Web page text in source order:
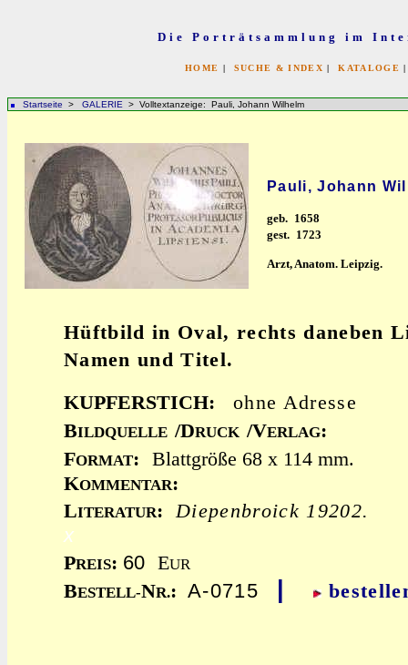
Die Porträtsammlung im
HOME | SUCHE & INDEX |KATALOGE
Startseite > GALERIE > Volltextanzeige: Pauli, Johann Wilhelm
Pauli, Johann
geb. 1658
gest. 1723
Arzt, Anatom. Leipzig.
Hüftbild in Oval, rechts daneben
Namen und Titel.
KUPFERSTICH:
ohne Adresse
BILDQUELLE /DRUCK /VERLAG:
FORMAT:
Blattgröße 68 x 114 mm.
KOMMENTAR:
LITERATUR: Diepenbroick 19202.
x
PREIS: 60 EUR
BESTELL-NR.: A-0715